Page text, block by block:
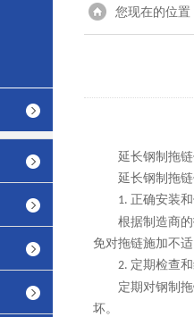
您现在的位置
延长钢制拖
延长钢制拖
1. 正确安装
根据制造商
免对拖链施加不
2. 定期检查
定期对钢制
坏。